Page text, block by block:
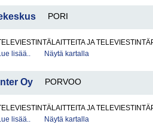
PORI
JA
lisää..
Näytä kartalla
Oy PORVOO
JA
lisää..
Näytä kartalla